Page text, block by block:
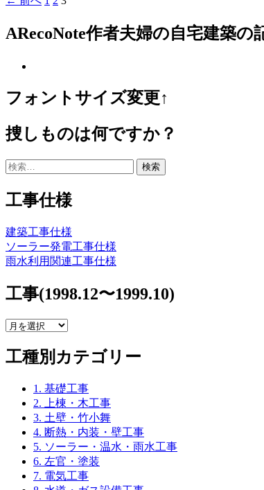
ナ
ー
シ
ョ
ン
ARecoNote作者夫婦の自宅建築
フォントサイズ変更↑
捜しものは何ですか？
検
工事仕様
建築工事仕様
ソーラー発電工事仕様
雨水利用関連工事仕様
工事(1998.12〜1999.10)
工
(1998.12〜
1999.10)
工種別カテゴリー
1. 基礎工事
2. 上棟・木工事
3. 土壁・竹小舞
4. 断熱・内装・壁工事
5. ソーラー・温水・雨水工事
6. 左官・塗装
7. 電気工事